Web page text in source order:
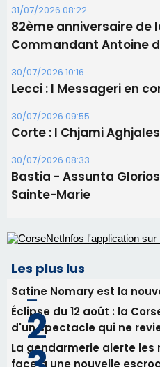
05/08/2026 09:53
Biguglia : messe de la
procession le 14 août
31/07/2026 08:24
Tennis - Début ce
RCPV
31/07/2026 08:22
82ème anniversaire de
Commandant Antoine
30/07/2026 10:16
30/07/2026 09:55
Corte : I Chjami
30/07/2026 08:33
Bastia - Assunta
Sainte-Marie